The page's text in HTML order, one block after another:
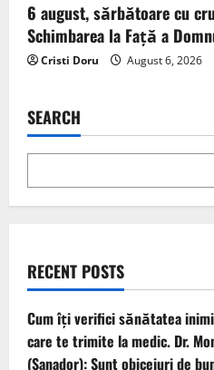
6 august, sărbătoare cu
Schimbarea la Față a
Cristi Doru August 6, 2026
SEARCH
RECENT POSTS
Cum îți verifici sănătatea
care te trimite la medic. Dr.
(Sanador): Sunt obiceiuri de